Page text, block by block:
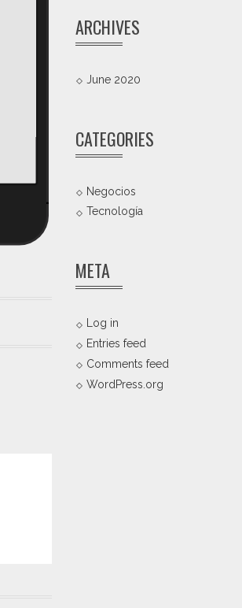
ARCHIVES
June 2020
CATEGORIES
Negocios
Tecnología
META
Log in
Entries feed
Comments feed
WordPress.org